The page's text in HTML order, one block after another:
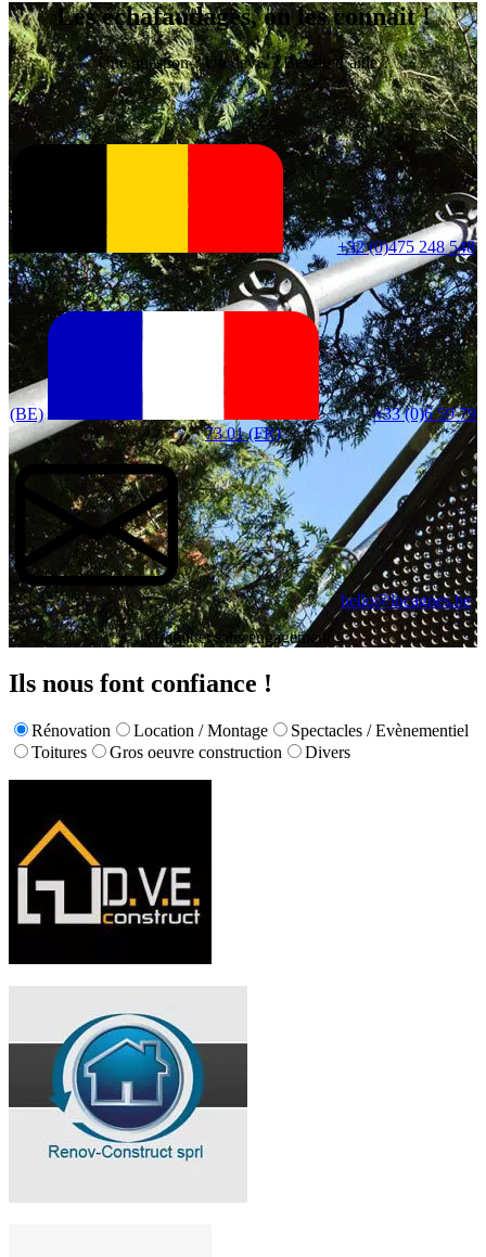
Les échafaudages, on les connait !
Une question ? Un devis ? Besoin d’aide ?
+32 (0)475 248 548
(BE)
+33 (0)6 59 79
73 01 (FR)
hello@locagnes.be
Gratuit et sans engagement !
Ils nous font confiance !
Rénovation Location / Montage
Spectacles / Evènementiel
Toitures
Gros oeuvre construction Divers